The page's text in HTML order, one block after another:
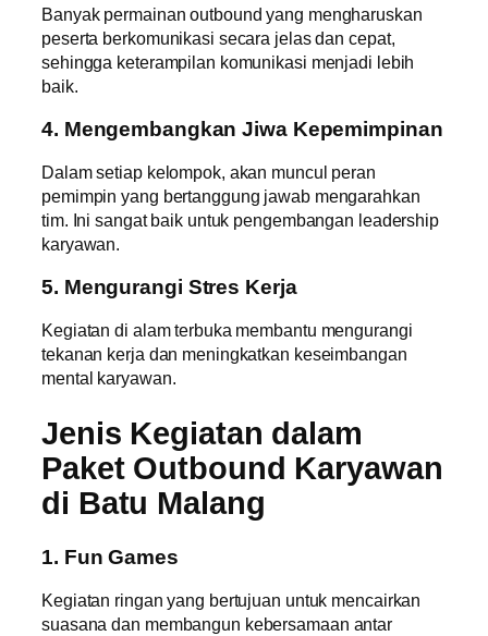
Banyak permainan outbound yang mengharuskan
peserta berkomunikasi secara jelas dan cepat,
sehingga keterampilan komunikasi menjadi lebih
baik.
4. Mengembangkan Jiwa Kepemimpinan
Dalam setiap kelompok, akan muncul peran
pemimpin yang bertanggung jawab mengarahkan
tim. Ini sangat baik untuk pengembangan leadership
karyawan.
5. Mengurangi Stres Kerja
Kegiatan di alam terbuka membantu mengurangi
tekanan kerja dan meningkatkan keseimbangan
mental karyawan.
Jenis Kegiatan dalam
Paket Outbound Karyawan
di Batu Malang
1. Fun Games
Kegiatan ringan yang bertujuan untuk mencairkan
suasana dan membangun kebersamaan antar